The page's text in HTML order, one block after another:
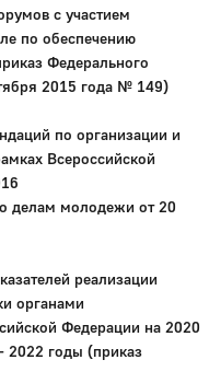
с участием
по обеспечению
Федерального
2015 года № 149)
по организации и
Всероссийской
делам молодежи от 20
реализации
органами
Федерации на 2020
2022 годы (приказ